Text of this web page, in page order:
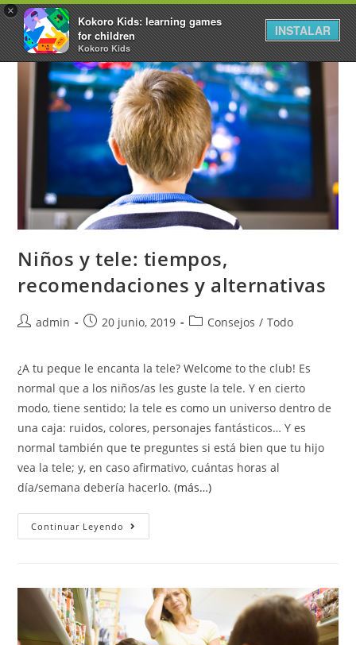
×
Kokoro Kids: learning games
for children
Kokoro Kids
INSTALAR
Niños y tele: tiempos,
recomendaciones y alternativas
admin 20 junio, 2019 Consejos / Todo
¿A tu peque le encanta la tele? Welcome to the club! Es
normal que a los niños/as les guste la tele. Y en cierto
modo, tiene sentido; la tele es como un universo dentro de
una caja: ruidos, colores, personajes fantásticos… Y es
normal también que te preguntes si está bien que tu hijo
vea la tele; y, en caso afirmativo, cuántas horas al
día/semana debería hacerlo.(más…)
Continuar Leyendo